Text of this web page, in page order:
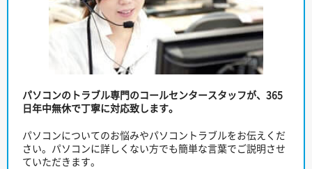
パソコンのトラブル専門のコールセンタースタッフが、365
日年中無休で丁寧に対応致します。
パソコンについてのお悩みやパソコントラブルをお伝えくだ
さい。パソコンに詳しくない方でも簡単な言葉でご説明させ
ていただきます。